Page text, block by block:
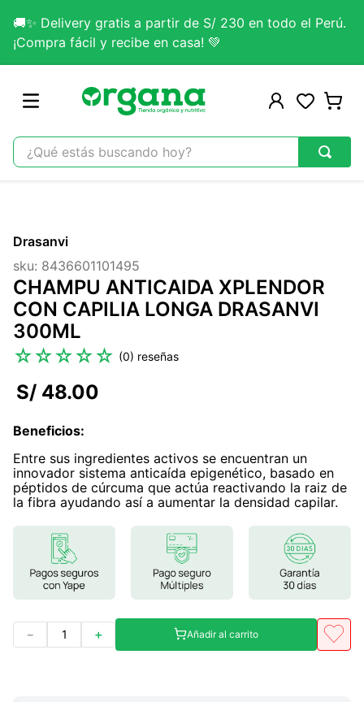
🚚✨ Delivery gratis a partir de S/ 230 en todo el Perú.
¡Compra fácil y recibe en casa! 💚
¿Qué estás buscando hoy?
2.
citrato magnesio
3.
colageno
4.
kefir
5.
glicinato magnesio
6 .
melena leon
7.
lab nutrition
10. proteina
Drasanvi
sku: 8436601101495
CHAMPU ANTICAIDA XPLENDOR
CON CAPILIA LONGA DRASANVI
300ML
☆☆☆☆☆ (0)
S/ 48.00
Beneficios:
Entre sus ingredientes activos se encuentran un
innovador sistema anticaída epigenético, basado en
péptidos de cúrcuma que actúa reactivando la raiz de
la fibra ayudando así a aumentar la densidad capilar.
＋
－ Añadir al carrito